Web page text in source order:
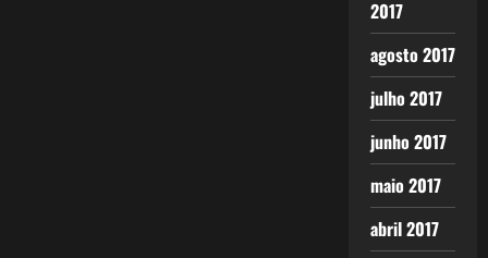
2017
agosto 2017
julho 2017
junho 2017
maio 2017
abril 2017